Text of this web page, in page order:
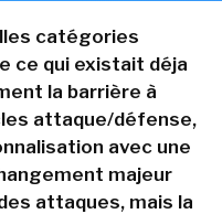
catégories
ce qui existait déja
la barrière à
attaque/défense,
avec une
majeur
attaques, mais la